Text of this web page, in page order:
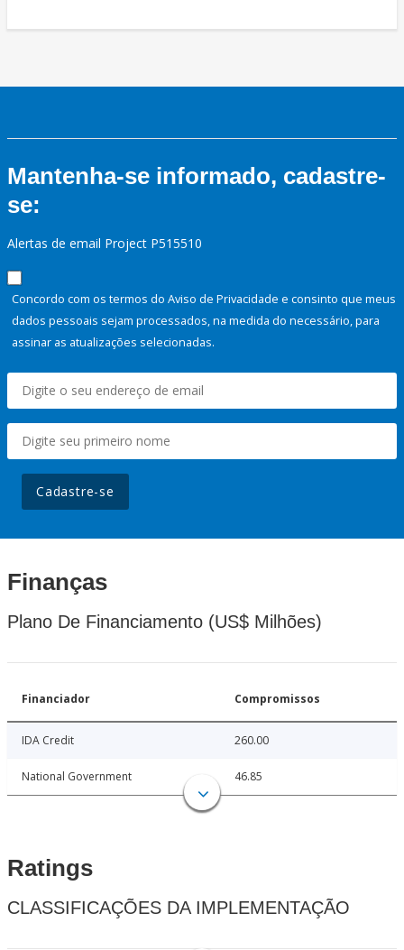
Mantenha-se informado, cadastre-
se:
Alertas de email Project P515510
Concordo com os termos do Aviso de Privacidade e consinto que meus
dados pessoais sejam processados, na medida do necessário, para
assinar as atualizações selecionadas.
Cadastre-se
Finanças
Plano De Financiamento (US$ Milhões)
Financiador Compromissos
IDA Credit 260.00
National Government 46.85
Ratings
CLASSIFICAÇÕES DA IMPLEMENTAÇÃO